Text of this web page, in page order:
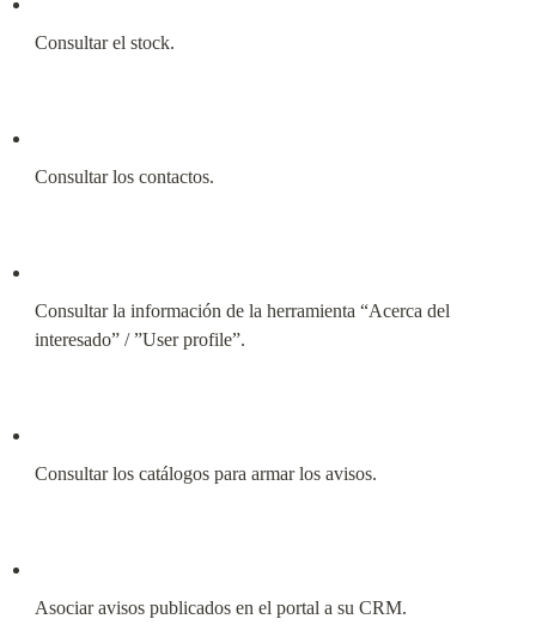
Consultar el stock.
Consultar los contactos.
Consultar la información de la herramienta “Acerca del
interesado” / ”User profile”.
Consultar los catálogos para armar los avisos.
Asociar avisos publicados en el portal a su CRM.